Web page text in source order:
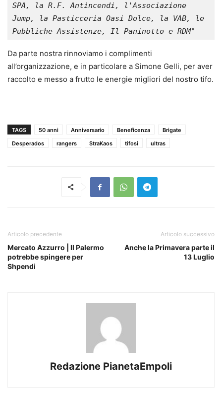
SPA, la R.F. Antincendi, l'Associazione
Jump, la Pasticceria Oasi Dolce, la VAB, le
Pubbliche Assistenze, Il Paninotto e RDM"
Da parte nostra rinnoviamo i complimenti
all’organizzazione, e in particolare a Simone Gelli, per aver
raccolto e messo a frutto le energie migliori del nostro tifo.
TAGS 50 anni Anniversario Beneficenza
Brigate
Desperados
rangers StraKaos tifosi ultras
Articolo precedente
Mercato Azzurro | Il Palermo
potrebbe spingere per
Shpendi
Articolo successivo
Anche la Primavera parte il
13 Luglio
Redazione PianetaEmpoli